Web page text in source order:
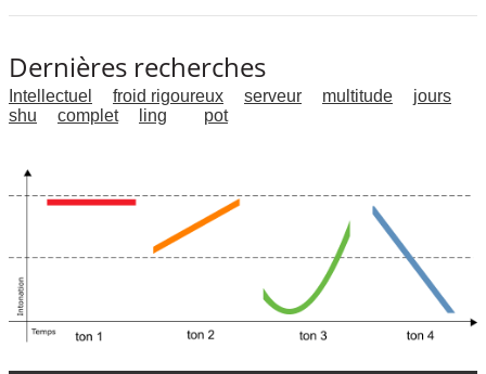
Dernières recherches
Intellectuel froid rigoureux serveur multitude
jours
shu
complet ling pot